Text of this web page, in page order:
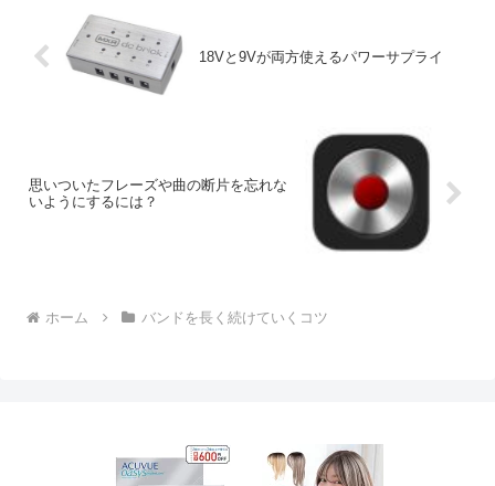
18Vと9Vが両方使えるパワーサプライ
思いついたフレーズや曲の断片を忘れな
いようにするには？
ホーム バンドを長く続けていくコツ